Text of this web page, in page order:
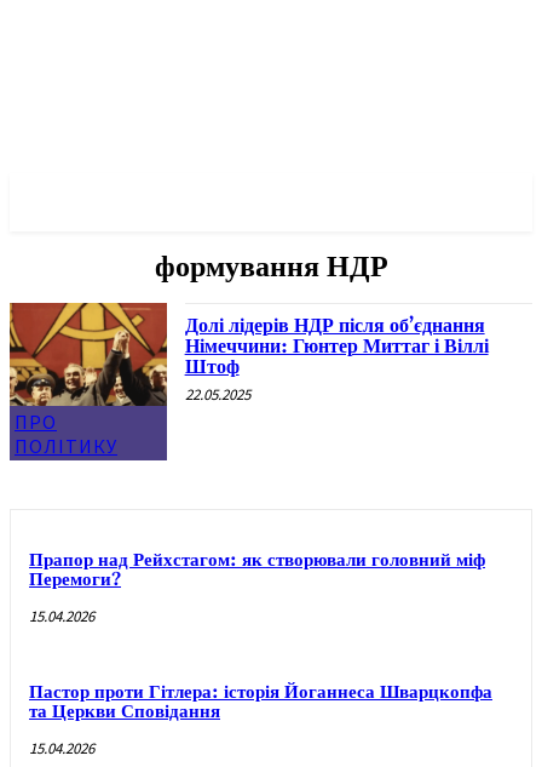
формування НДР
ПРО
ПОЛІТИКУ
Долі лідерів НДР після об’єднання
Німеччини: Гюнтер Миттаг і Віллі
Штоф
22.05.2025
Прапор над Рейхстагом: як створювали головний міф
Перемоги?
15.04.2026
Пастор проти Гітлера: історія Йоганнеса Шварцкопфа
та Церкви Сповідання
15.04.2026